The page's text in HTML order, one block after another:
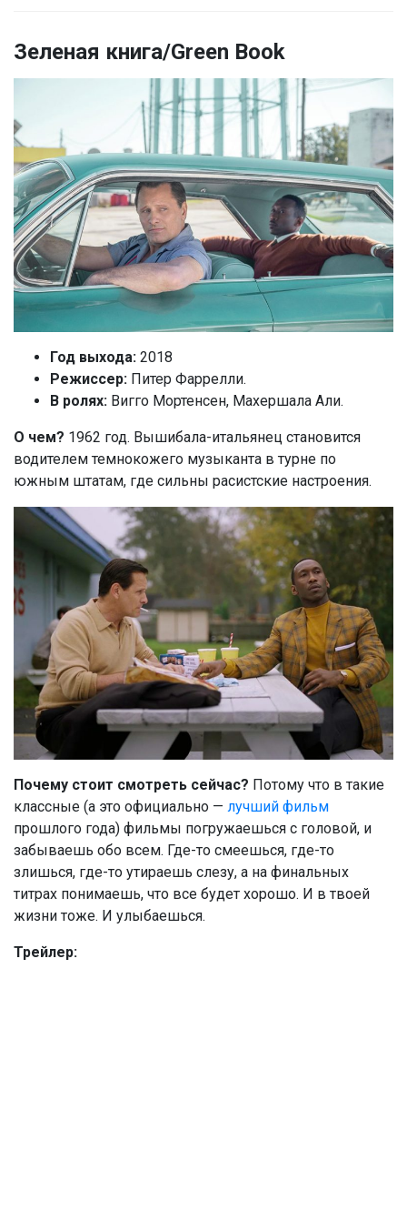
Зеленая книга/Green Book
Год выхода: 2018
Режиссер: Питер Фаррелли.
В ролях: Вигго Мортенсен, Махершала Али.
О чем? 1962 год. Вышибала-итальянец становится
водителем темнокожего музыканта в турне по
южным штатам, где сильны расистские настроения.
Почему стоит смотреть сейчас? Потому что в такие
классные (а это официально — лучший фильм
прошлого года) фильмы погружаешься с головой, и
забываешь обо всем. Где-то смеешься, где-то
злишься, где-то утираешь слезу, а на финальных
титрах понимаешь, что все будет хорошо. И в твоей
жизни тоже. И улыбаешься.
Трейлер: